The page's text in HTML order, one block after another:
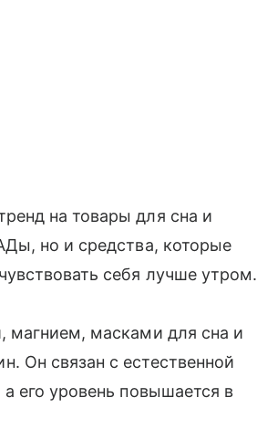
на товары для сна и
но и средства, которые
себя лучше утром.
магнием, масками для сна и
Он связан с естественной
его уровень повышается в